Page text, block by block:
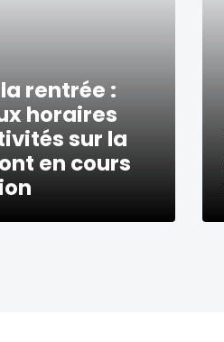
rentrée :
horaires
sur la
en cours